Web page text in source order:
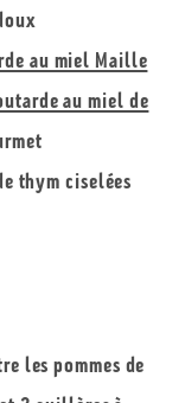
au miel Maille
au miel de
thym ciselées
les pommes de